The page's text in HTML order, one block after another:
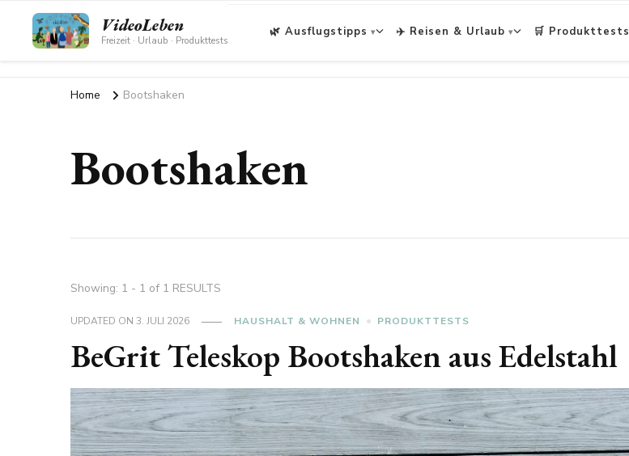
VideoLeben
Freizeit · Urlaub · Produkttests
🌿 Ausflugstipps ✈️ Reisen & Urlaub 🛒 Produkttests
Home Bootshaken
Bootshaken
Showing: 1 - 1 of 1 RESULTS
UPDATED ON 3. JULI 2026 HAUSHALT & WOHNEN PRODUKTTESTS
BeGrit Teleskop Bootshaken aus Edelstahl